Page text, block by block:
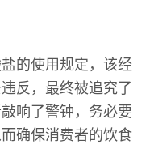
的使用规定，该经
反，最终被追究了
响了警钟，务必要
确保消费者的饮食